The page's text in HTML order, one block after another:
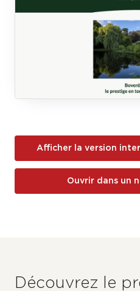
Afficher la version
Ouvrir dans un
Découvrez le